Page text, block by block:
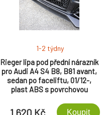
Rieger lipa pod přední nárazník
pro Audi A4 S4 B8, B81 avant,
sedan po faceliftu, 01/12-,
plast ABS s povrchovou
přední nárazník Rieger obj. kód
1-2 týdny
1 620 Kč Koupit